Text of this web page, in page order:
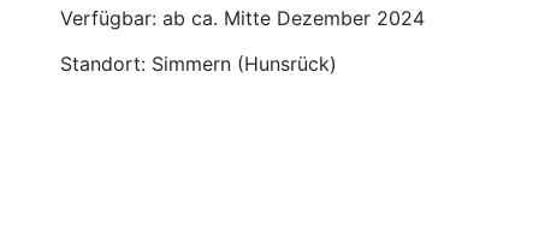
Verfügbar: ab ca. Mitte Dezember 2024
Standort: Simmern (Hunsrück)